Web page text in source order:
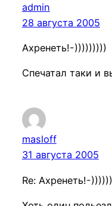
admin
28 августа 2005
Ахренеть!-)))))))))
Спечатал таки и
masloff
31 августа 2005
Re: Ахренеть!-